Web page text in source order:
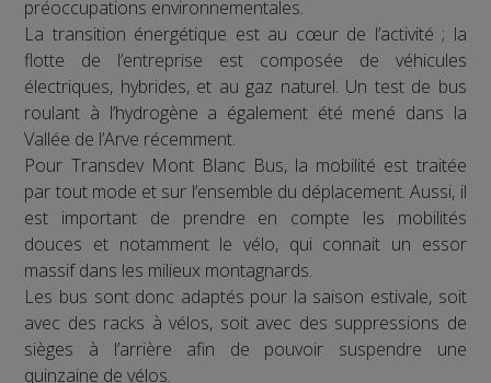
préoccupations environnementales.
La transition énergétique est au cœur de l’activité ; la
flotte de l’entreprise est composée de véhicules
électriques, hybrides, et au gaz naturel. Un test de bus
roulant à l’hydrogène a également été mené dans la
Vallée de l’Arve récemment.
Pour Transdev Mont Blanc Bus, la mobilité est traitée
par tout mode et sur l’ensemble du déplacement. Aussi, il
est important de prendre en compte les mobilités
douces et notamment le vélo, qui connait un essor
massif dans les milieux montagnards.
Les bus sont donc adaptés pour la saison estivale, soit
avec des racks à vélos, soit avec des suppressions de
sièges à l’arrière afin de pouvoir suspendre une
quinzaine de vélos.